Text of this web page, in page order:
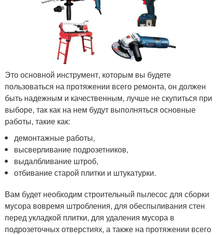
Это основной инструмент, которым вы будете
пользоваться на протяжении всего ремонта, он должен
быть надежным и качественным, лучше не скупиться при
выборе, так как на нем будут выполняться основные
работы, такие как:
демонтажные работы,
высверливание подрозетников,
выдалбливание штроб,
отбивание старой плитки и штукатурки.
Вам будет необходим строительный пылесос для сборки
мусора вовремя штробления, для обеспыливания стен
перед укладкой плитки, для удаления мусора в
подрозеточных отверстиях, а также на протяжении всего